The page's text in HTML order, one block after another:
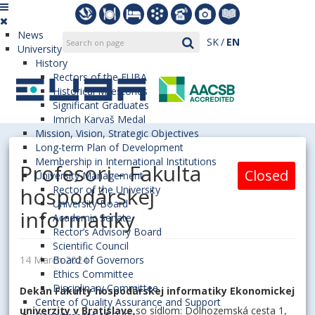
SK EN
News
University
History
Rectors of the EUBA
Historical Milestones
Significant Graduates
Imrich Karvaš Medal
Mission, Vision, Strategic Objectives
Long-term Plan of Development
Membership in International Institutions
University Management
Rector of the University
University Board
Academic Senate
Rector’s Advisory Board
Scientific Council
Board of Governors
Ethics Committee
Disciplinary Committee
Centre of Quality Assurance and Support
Profesori - Fakulta
hospodárskej
informatiky
Closed
14 March 2024
Dekan Fakulty hospodárskej informatiky Ekonomickej
univerzity v Bratislaveso sídlom: Dolnozemská cesta 1,